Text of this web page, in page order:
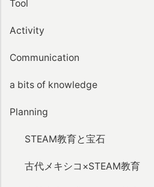
Tool
Activity
Communication
a bits of knowledge
Planning
STEAM教育と宝石
古代メキシコ×STEAM教育